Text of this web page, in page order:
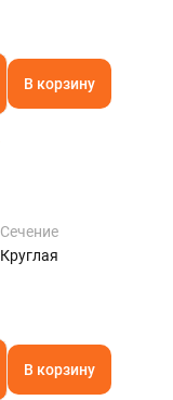
В корзину
Сечение
Круглая
В корзину